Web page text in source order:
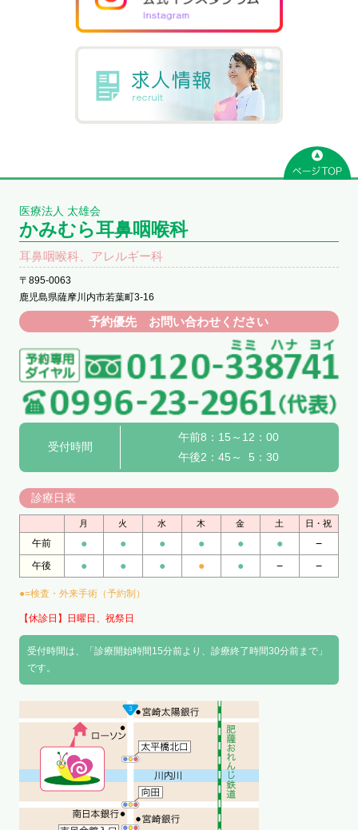
医療法人 太雄会
かみむら耳鼻咽喉科
耳鼻咽喉科、アレルギー科
〒895-0063
鹿児島県薩摩川内市若葉町3-16
予約優先 お問い合わせください
受付時間
午前8：15～12：00
午後2：45～ 5：30
診療日表
月 火 水 木 金 土 日・祝
午前 ● ● ● ● ● ● −
午後 ● ● ● ● ● − −
●=検査・外来手術（予約制）
【休診日】日曜日、祝祭日
受付時間は、「診療開始時間15分前より、診療終了時間30分前まで」
です。